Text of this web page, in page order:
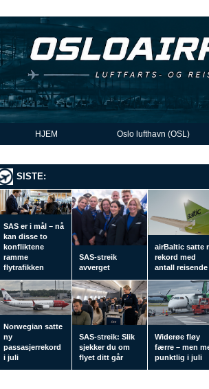
HJEM Oslo lufthavn (OSL)
SISTE:
SAS er i mål – nå
kan disse to
konfliktene
ramme
flytrafikken
SAS-streik
avverget
airBaltic satte
rekord med
antall reisende
Norwegian satte
ny
passasjerrekord
i juli
SAS-streik: Slik
sjekker du om
flyet ditt går
Widerøe fløy
færre – men
punktlig i juli